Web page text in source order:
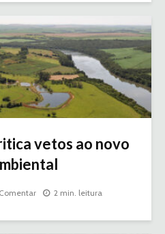
vetos ao novo
Comentar 2 min. leitura